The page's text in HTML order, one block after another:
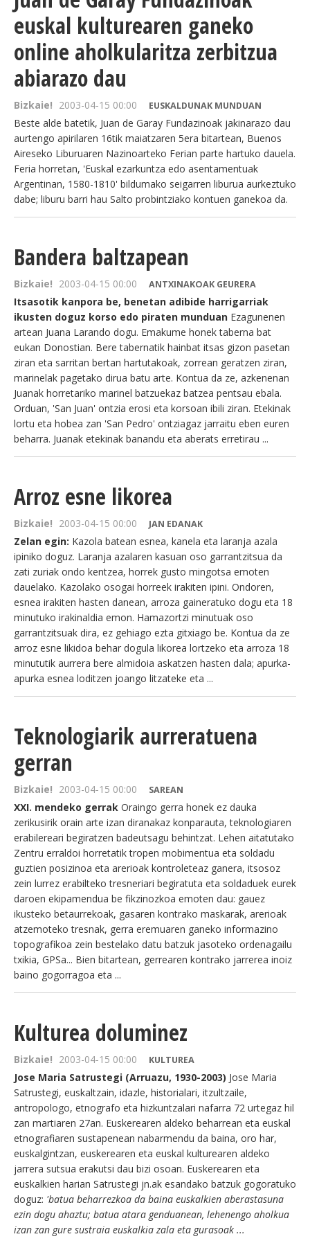
euskal kulturearen ganeko
online aholkularitza zerbitzua
abiarazo dau
Bizkaie! 2003-04-15 00:00 EUSKALDUNAK MUNDUAN
Beste alde batetik, Juan de Garay Fundazinoak jakinarazo dau
aurtengo apirilaren 16tik maiatzaren 5era bitartean, Buenos
Aireseko Liburuaren Nazinoarteko Ferian parte hartuko dauela.
Feria horretan, 'Euskal ezarkuntza edo asentamentuak
Argentinan, 1580-1810' bildumako seigarren liburua aurkeztuko
dabe; liburu barri hau Salto probintziako kontuen ganekoa da.
Bandera baltzapean
Bizkaie! 2003-04-15 00:00 ANTXINAKOAK GEURERA
Itsasotik kanpora be, benetan adibide harrigarriak
ikusten doguz korso edo piraten munduan Ezagunenen
artean Juana Larando dogu. Emakume honek taberna bat
eukan Donostian. Bere tabernatik hainbat itsas gizon pasetan
ziran eta sarritan bertan hartutakoak, zorrean geratzen ziran,
marinelak pagetako dirua batu arte. Kontua da ze, azkenenan
Juanak horretariko marinel batzuekaz batzea pentsau ebala.
Orduan, 'San Juan' ontzia erosi eta korsoan ibili ziran. Etekinak
lortu eta hobea zan 'San Pedro' ontziagaz jarraitu eben euren
beharra. Juanak etekinak banandu eta aberats erretirau ...
Arroz esne likorea
Bizkaie! 2003-04-15 00:00 JAN EDANAK
Zelan egin: Kazola batean esnea, kanela eta laranja azala
ipiniko doguz. Laranja azalaren kasuan oso garrantzitsua da
zati zuriak ondo kentzea, horrek gusto mingotsa emoten
dauelako. Kazolako osogai horreek irakiten ipini. Ondoren,
esnea irakiten hasten danean, arroza gaineratuko dogu eta 18
minutuko irakinaldia emon. Hamazortzi minutuak oso
garrantzitsuak dira, ez gehiago ezta gitxiago be. Kontua da ze
arroz esne likidoa behar dogula likorea lortzeko eta arroza 18
minututik aurrera bere almidoia askatzen hasten dala; apurka-
apurka esnea loditzen joango litzateke eta ...
Teknologiarik aurreratuena
gerran
Bizkaie! 2003-04-15 00:00 SAREAN
XXI. mendeko gerrak Oraingo gerra honek ez dauka
zerikusirik orain arte izan diranakaz konparauta, teknologiaren
erabilereari begiratzen badeutsagu behintzat. Lehen aitatutako
Zentru erraldoi horretatik tropen mobimentua eta soldadu
guztien posizinoa eta arerioak kontroleteaz ganera, itsosoz
zein lurrez erabilteko tresneriari begiratuta eta soldaduek eurek
daroen ekipamendua be fikzinozkoa emoten dau: gauez
ikusteko betaurrekoak, gasaren kontrako maskarak, arerioak
atzemoteko tresnak, gerra eremuaren ganeko informazino
topografikoa zein bestelako datu batzuk jasoteko ordenagailu
txikia, GPSa... Bien bitartean, gerrearen kontrako jarrerea inoiz
baino gogorragoa eta ...
Kulturea doluminez
Bizkaie! 2003-04-15 00:00 KULTUREA
Jose Maria Satrustegi (Arruazu, 1930-2003) Jose Maria
Satrustegi, euskaltzain, idazle, historialari, itzultzaile,
antropologo, etnografo eta hizkuntzalari nafarra 72 urtegaz hil
zan martiaren 27an. Euskerearen aldeko beharrean eta euskal
etnografiaren sustapenean nabarmendu da baina, oro har,
euskalgintzan, euskerearen eta euskal kulturearen aldeko
jarrera sutsua erakutsi dau bizi osoan. Euskerearen eta
euskalkien harian Satrustegi jn.ak esandako batzuk gogoratuko
doguz: 'batua beharrezkoa da baina euskalkien aberastasuna
ezin dogu ahaztu; batua atara genduanean, lehenengo aholkua
izan zan gure sustraia euskalkia zala eta gurasoak ...